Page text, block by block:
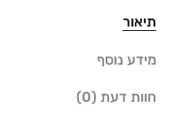
תיאור
מידע נוסף
חוות דעת (0)